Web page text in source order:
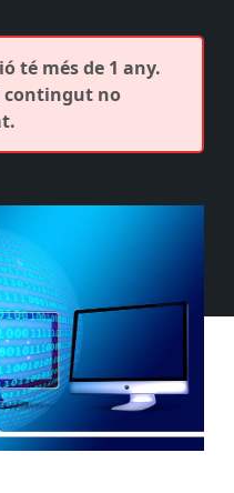
té més de 1 any.
contingut no